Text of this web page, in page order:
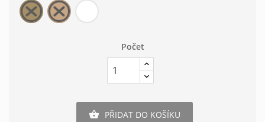
béžovábéžová
bílá
Počet
 PŘIDAT DO KOŠÍKU